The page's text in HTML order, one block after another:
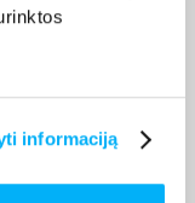
informaciją
terminas
galėsite